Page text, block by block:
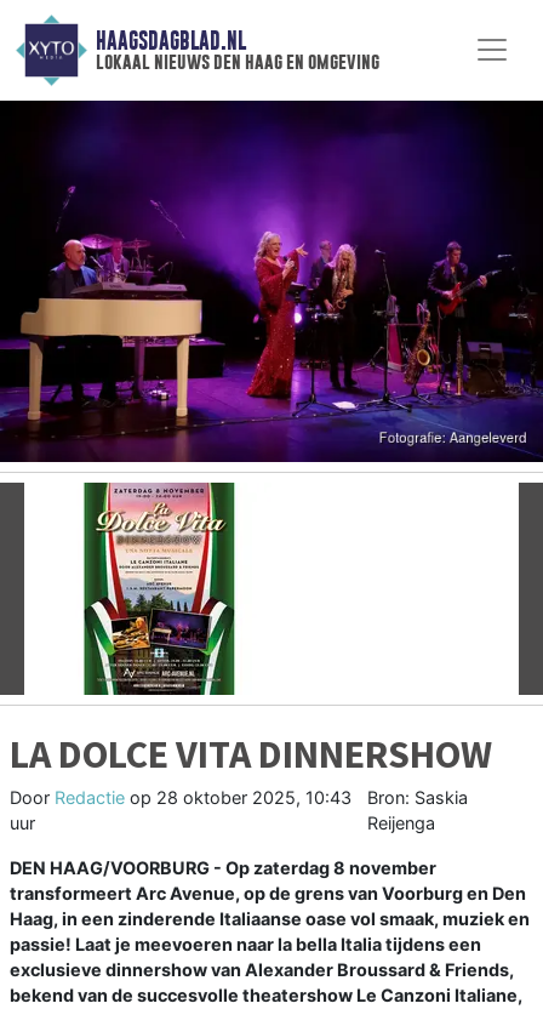
HAAGSDAGBLAD.NL
lokaal nieuws den haag en omgeving
LA DOLCE VITA DINNERSHOW
Door Redactie op 28 oktober 2025, 10:43
uur
Bron: Saskia
Reijenga
DEN HAAG/VOORBURG - Op zaterdag 8 november
transformeert Arc Avenue, op de grens van Voorburg en Den
Haag, in een zinderende Italiaanse oase vol smaak, muziek en
passie! Laat je meevoeren naar la bella Italia tijdens een
exclusieve dinnershow van Alexander Broussard & Friends,
bekend van de succesvolle theatershow Le Canzoni Italiane,